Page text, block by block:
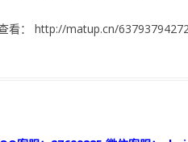
看： http://matup.cn/